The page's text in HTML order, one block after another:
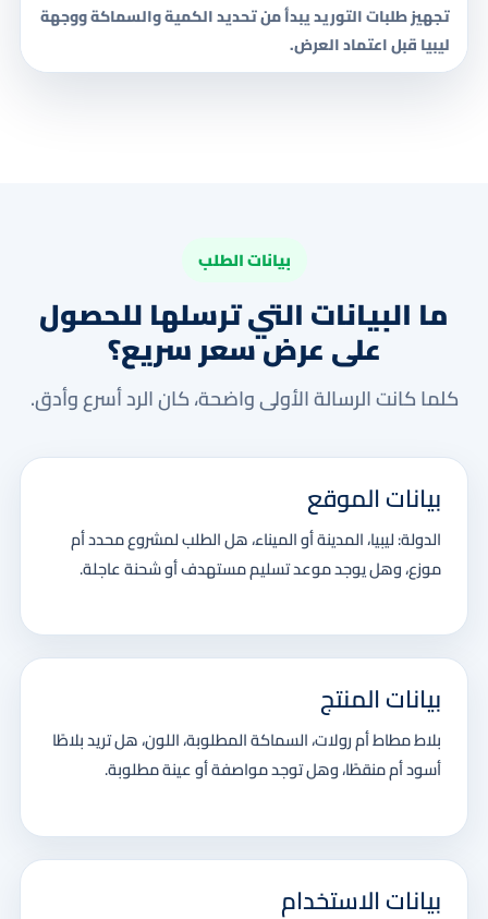
تجهيز طلبات التوريد يبدأ من تحديد الكمية والسماكة ووجهة
ليبيا قبل اعتماد العرض.
بيانات الطلب
ما البيانات التي ترسلها للحصول
على عرض سعر سريع؟
كلما كانت الرسالة الأولى واضحة، كان الرد أسرع وأدق.
بيانات الموقع
الدولة: ليبيا، المدينة أو الميناء، هل الطلب لمشروع محدد أم
موزع، وهل يوجد موعد تسليم مستهدف أو شحنة عاجلة.
بيانات المنتج
بلاط مطاط أم رولات، السماكة المطلوبة، اللون، هل تريد بلاطًا
أسود أم منقطًا، وهل توجد مواصفة أو عينة مطلوبة.
بيانات الاستخدام